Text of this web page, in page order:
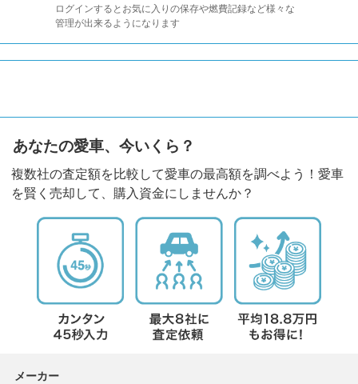
ログインするとお気に入りの保存や燃費記録など様々な
管理が出来るようになります
あなたの愛車、今いくら？
複数社の査定額を比較して愛車の最高額を調べよう！愛車
を賢く売却して、購入資金にしませんか？
メーカー